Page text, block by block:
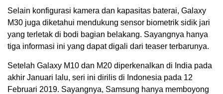
Selain konfigurasi kamera dan kapasitas baterai, Galaxy
M30 juga diketahui mendukung sensor biometrik sidik jari
yang terletak di bodi bagian belakang. Sayangnya hanya
tiga informasi ini yang dapat digali dari teaser terbarunya.
Setelah Galaxy M10 dan M20 diperkenalkan di India pada
akhir Januari lalu, seri ini dirilis di Indonesia pada 12
Februari 2019. Sayangnya, Samsung hanya memboyong